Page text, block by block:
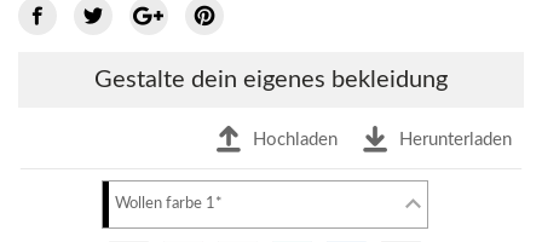
Gestalte dein eigenes bekleidung
Hochladen Herunterladen
Wollen farbe 1*